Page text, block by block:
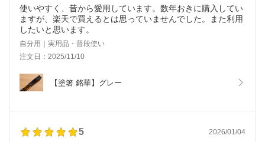
使いやすく、昔から愛用しています。数年おきに購入してい
ますが、楽天で買えるとは思っていませんでした。また利用
したいと思います。
自分用｜実用品・普段使い
注文日：2025/11/10
【塗箸 銘華】グレー
5 2026/01/04